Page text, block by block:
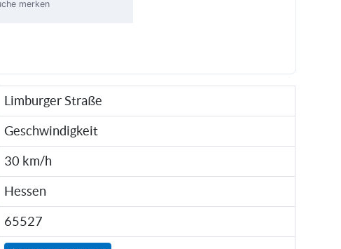
merken
Limburger Straße
Geschwindigkeit
30 km/h
Hessen
65527